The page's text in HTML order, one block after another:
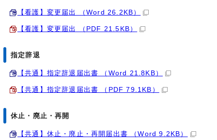
【看護】変更届出 （Word 26.2KB）
【看護】変更届出 （PDF 21.5KB）
指定辞退
【共通】指定辞退届出書 （Word 21.8KB）
【共通】指定辞退届出書 （PDF 79.1KB）
休止・廃止・再開
【共通】休止・廃止・再開届出書 （Word 9.2KB）